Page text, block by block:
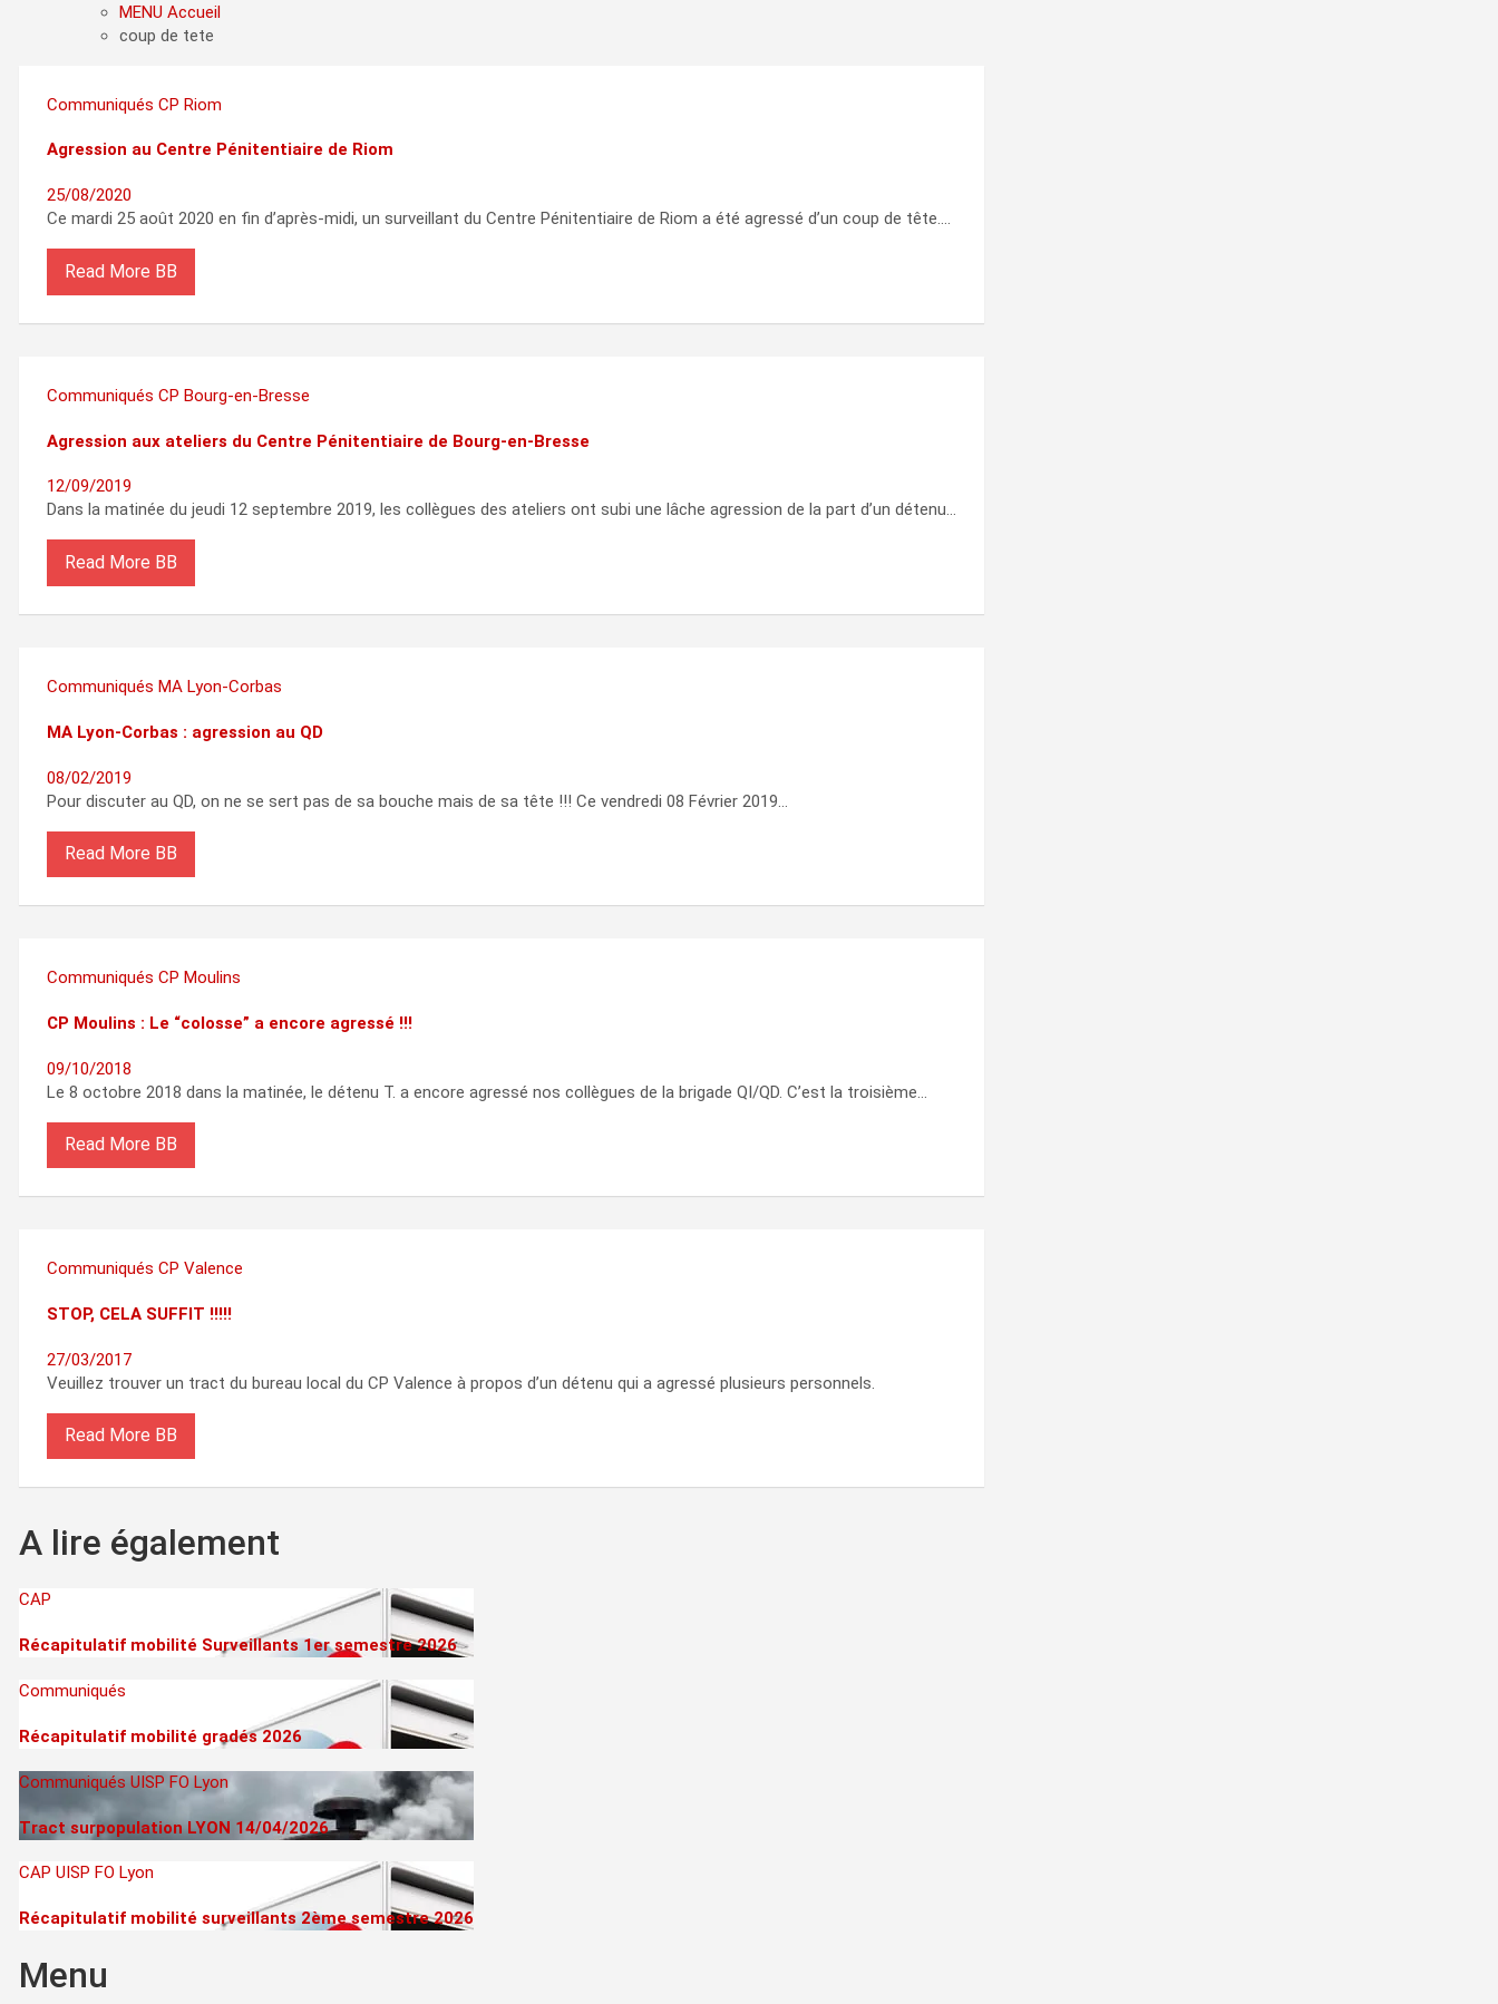
MENU Accueil
coup de tete
Communiqués CP Riom
Agression au Centre Pénitentiaire de Riom
25/08/2020
Ce mardi 25 août 2020 en fin d’après-midi, un surveillant du Centre Pénitentiaire de Riom a été agressé d’un coup de tête.…
Read More
Communiqués CP Bourg-en-Bresse
Agression aux ateliers du Centre Pénitentiaire de Bourg-en-Bresse
12/09/2019
Dans la matinée du jeudi 12 septembre 2019, les collègues des ateliers ont subi une lâche agression de la part d’un détenu…
Read More
Communiqués MA Lyon-Corbas
MA Lyon-Corbas : agression au QD
08/02/2019
Pour discuter au QD, on ne se sert pas de sa bouche mais de sa tête !!! Ce vendredi 08 Février 2019…
Read More
Communiqués CP Moulins
CP Moulins : Le “colosse” a encore agressé !!!
09/10/2018
Le 8 octobre 2018 dans la matinée, le détenu T. a encore agressé nos collègues de la brigade QI/QD. C’est la troisième…
Read More
Communiqués CP Valence
STOP, CELA SUFFIT !!!!!
27/03/2017
Veuillez trouver un tract du bureau local du CP Valence à propos d’un détenu qui a agressé plusieurs personnels.
Read More
A lire également
CAP
Récapitulatif mobilité Surveillants 1er semestre 2026
Communiqués
Récapitulatif mobilité gradés 2026
Communiqués UISP FO Lyon
Tract surpopulation LYON 14/04/2026
CAP UISP FO Lyon
Récapitulatif mobilité surveillants 2ème semestre 2026
Menu